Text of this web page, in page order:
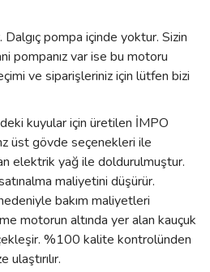
pompa içinde yoktur. Sizin
pompanız var ise bu motoru
ve siparişleriniz için lütfen bizi
kuyular için üretilen İMPO
üst gövde seçenekleri ile
elektrik yağ ile doldurulmuştur.
maliyetini düşürür.
bakım maliyetleri
motorun altında yer alan kauçuk
%100 kalite kontrolünden